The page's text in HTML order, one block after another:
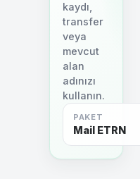
kaydı,
transfer
veya
mevcut
alan
adınızı
kullanın.
PAKET
Mail ETRN